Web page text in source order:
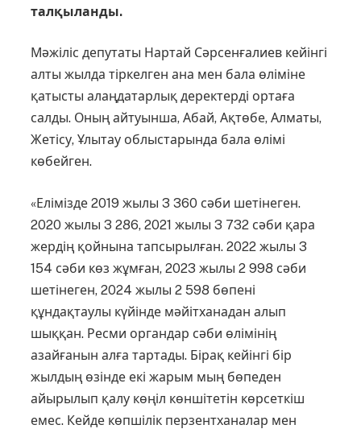
талқыланды.
Мәжіліс депутаты Нартай Сәрсенға­лиев кейінгі
алты жылда тіркелген ана мен бала өліміне
қатысты алаңдатарлық деректерді ортаға
салды. Оның айтуынша, Абай, Ақтөбе, Алматы,
Жетісу, Ұлы­тау облыстарында бала өлімі
көбейген.
«Елімізде 2019 жылы 3 360 сәби шеті­не­ген.
2020 жылы 3 286, 2021 жылы 3 732 сәби қара
жердің қойнына тапсы­рылған. 2022 жылы 3
154 сәби көз жұмған, 2023 жылы 2 998 сәби
шетінеген, 2024 жылы 2 598 бөпені
құндақтаулы күйінде мәйітханадан алып
шыққан. Ресми органдар сәби өлімінің
азайғанын алға тартады. Бірақ кейінгі бір
жылдың өзінде екі жарым мың бөпеден
айырылып қалу көңіл көншітетін көрсеткіш
емес. Кейде көпшілік перзентханалар мен